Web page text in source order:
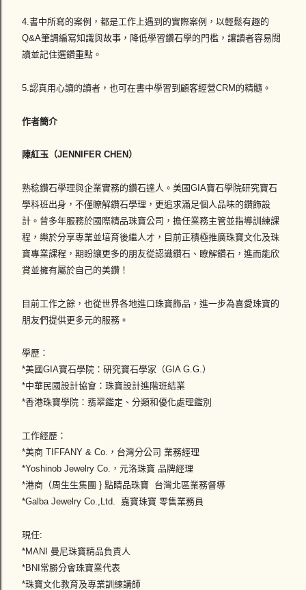
4.書中所寫的案例，都是工作上遇到的實際案例，以輕鬆有趣的
Q&A筆調編寫知識與故事，降低學習鑽石學的門檻，讓讀者容易閱
讀並記住選鑽重點。
5.認真用心讀的讀者，也可在書中學習到顧客經營CRM的精髓。
作者簡介
陳紅玉（JENNIFER CHEN）
熟稔鑽石學理與企業實務的鑽石達人。美國GIA寶石學院研究寶石
學科班出身，不僅瞭解鑽石學理，更追求滿足個人品味的鑽飾設
計。曾多年服務於國際精品珠寶公司，擔任業務主管並指導訓練課
程，樂於分享專業並培育後繼人才，目前正積極推廣珠寶文化及珠
寶專業課程，期盼讓更多的朋友從認識鑽石、瞭解鑽石，進而能欣
賞並擁有屬於自己的美鑽！
目前工作之餘，也從世界各地進口珠寶飾品，進一步為喜愛珠寶的
朋友們提供更多元的服務。
學歷：
*美國GIA寶石學院：研究寶石學家（GIA G.G.）
*中華民國設計協會：珠寶設計進階班結業
*香港珠寶學院：翡翠鑑定、分類和優化處理鑑別
工作經歷：
*美商 TIFFANY & Co.，台灣分公司 業務經理
*Yoshinob Jewelry Co.，元洛珠寶 品牌經理
*港商（周生生集團 } 點睛品珠寶 台灣北區業務督導
*Galba Jewelry Co.,Ltd. 嘉寶珠寶 零售業務員
現任:
*MANI 曼尼珠寶精品負責人
*BNI常勝分會珠寶業代表
*珠寶文化教育及專業訓練講師